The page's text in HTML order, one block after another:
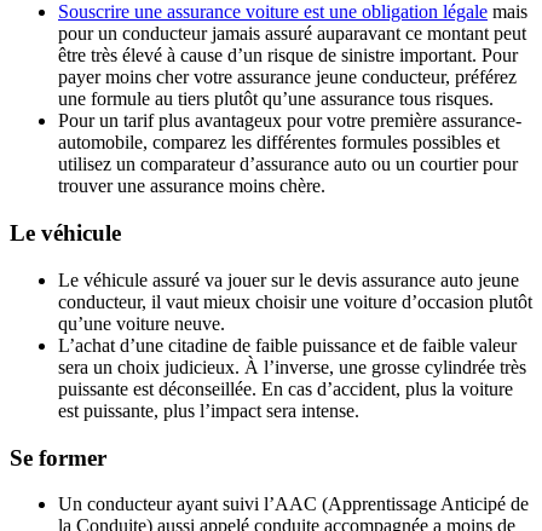
Souscrire une assurance voiture est une obligation légale mais
pour un conducteur jamais assuré auparavant ce montant peut
être très élevé à cause d’un risque de sinistre important. Pour
payer moins cher votre assurance jeune conducteur, préférez
une formule au tiers plutôt qu’une assurance tous risques.
Pour un tarif plus avantageux pour votre première assurance-
automobile, comparez les différentes formules possibles et
utilisez un comparateur d’assurance auto ou un courtier pour
trouver une assurance moins chère.
Le véhicule
Le véhicule assuré va jouer sur le devis assurance auto jeune
conducteur, il vaut mieux choisir une voiture d’occasion plutôt
qu’une voiture neuve.
L’achat d’une citadine de faible puissance et de faible valeur
sera un choix judicieux. À l’inverse, une grosse cylindrée très
puissante est déconseillée. En cas d’accident, plus la voiture
est puissante, plus l’impact sera intense.
Se former
Un conducteur ayant suivi l’AAC (Apprentissage Anticipé de
la Conduite) aussi appelé conduite accompagnée a moins de